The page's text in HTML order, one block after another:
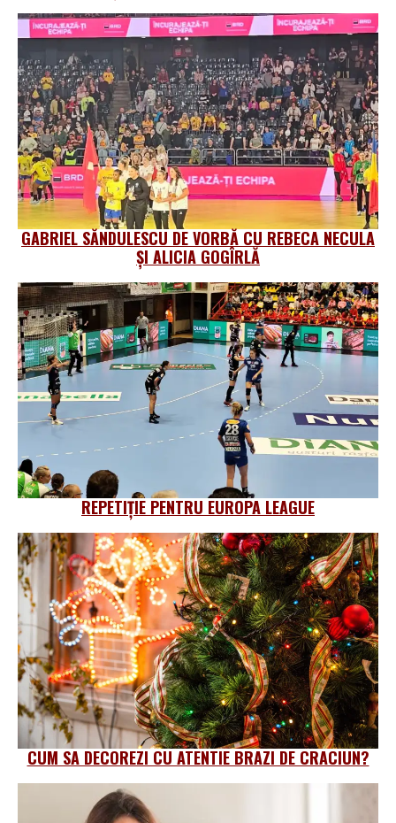
GABRIEL SĂNDULESCU DE VORBĂ CU REBECA NECULA
ȘI ALICIA GOGÎRLĂ
REPETIȚIE PENTRU EUROPA LEAGUE
CUM SA DECOREZI CU ATENTIE BRAZI DE CRACIUN?